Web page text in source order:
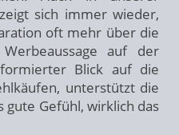
sich immer wieder,
oft mehr über die
auf der
Blick auf die
unterstützt die
gute Gefühl, wirklich das